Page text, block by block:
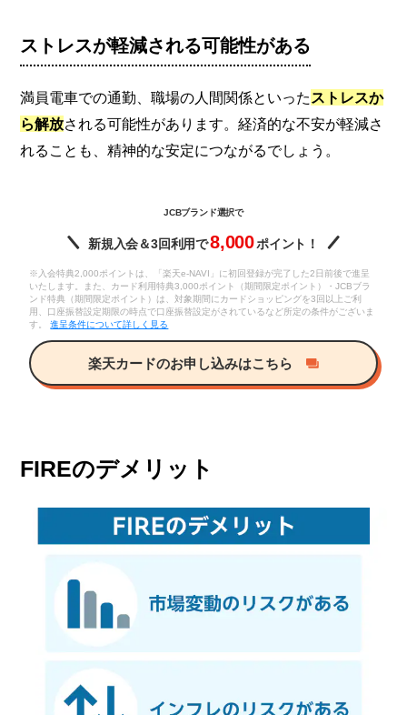
ストレスが軽減される可能性がある
満員電車での通勤、職場の人間関係といった ストレスか
ら解放される可能性があります。経済的な不安が軽減さ
れることも、精神的な安定につながるでしょう。
JCBブランド選択で
新規入会＆3回利用で8,000ポイント！
※入会特典2,000ポイントは、「楽天e-NAVI」に初回登録が完了した2日前後で進呈
いたします。また、カード利用特典3,000ポイント（期間限定ポイント）・JCBブラ
ンド特典（期間限定ポイント）は、対象期間にカードショッピングを3回以上ご利
用、口座振替設定期限の時点で口座振替設定がされているなど所定の条件がございま
す。進呈条件について詳しく見る
楽天カードのお申し込みはこちら
FIREのデメリット